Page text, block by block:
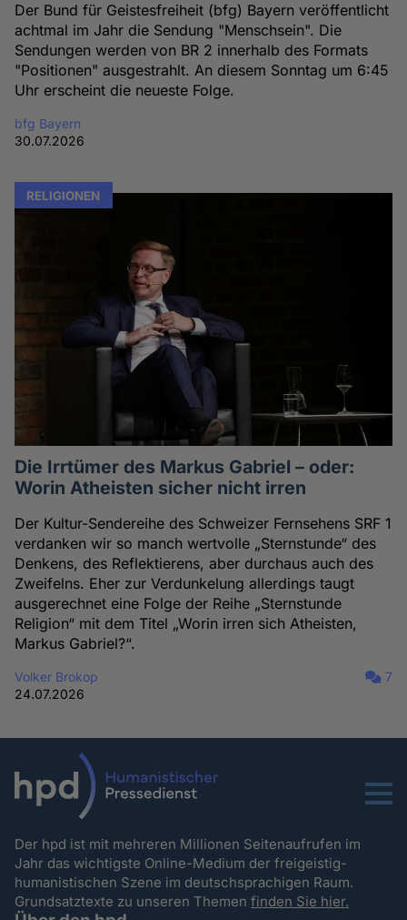
Der Bund für Geistesfreiheit (bfg) Bayern veröffentlicht
achtmal im Jahr die Sendung "Menschsein". Die
Sendungen werden von BR 2 innerhalb des Formats
"Positionen" ausgestrahlt. An diesem Sonntag um 6:45
Uhr erscheint die neueste Folge.
bfg Bayern
30.07.2026
RELIGIONEN
Die Irrtümer des Markus Gabriel – oder:
Worin Atheisten sicher nicht irren
Der Kultur-Sendereihe des Schweizer Fernsehens SRF 1
verdanken wir so manch wertvolle „Sternstunde“ des
Denkens, des Reflektierens, aber durchaus auch des
Zweifelns. Eher zur Verdunkelung allerdings taugt
ausgerechnet eine Folge der Reihe „Sternstunde
Religion“ mit dem Titel „Worin irren sich Atheisten,
Markus Gabriel?“.
Volker Brokop
24.07.2026
7
Menu
Der hpd ist mit mehreren Millionen Seitenaufrufen im
Jahr das wichtigste Online-Medium der freigeistig-
humanistischen Szene im deutschsprachigen Raum.
Grundsatztexte zu unseren Themenfinden Sie hier.